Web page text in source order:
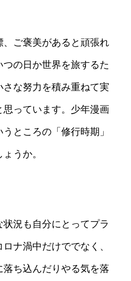
ご褒美があると頑張れ
の日か世界を旅するた
な努力を積み重ねて実
思っています。少年漫画
ところの「修行時期」
うか。
況も自分にとってプラ
ナ渦中だけででなく、
ち込んだりやる気を落